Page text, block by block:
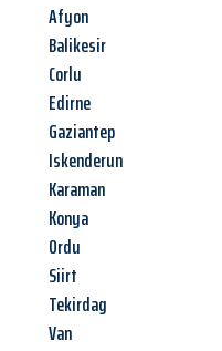
Afyon
Balikesir
Corlu
Edirne
Gaziantep
Iskenderun
Karaman
Konya
Ordu
Siirt
Tekirdag
Van